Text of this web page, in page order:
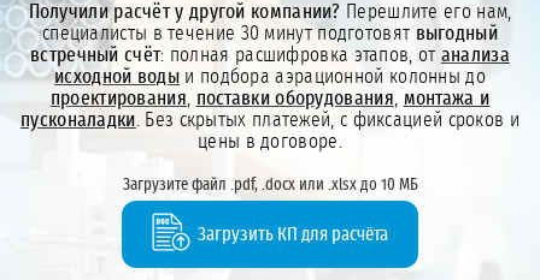
Получили расчёт у другой компании? Перешлите его нам,
специалисты в течение 30 минут подготовят выгодный
встречный счёт: полная расшифровка этапов, от анализа
исходной воды и подбора аэрационной колонны до
проектирования поставки оборудования монтажа и
пусконаладки . Без скрытых платежей, с фиксацией сроков и
цены в договоре.
Загрузите файл .pdf, .docx или .xlsx до 10 МБ
Загрузить КП для расчёта